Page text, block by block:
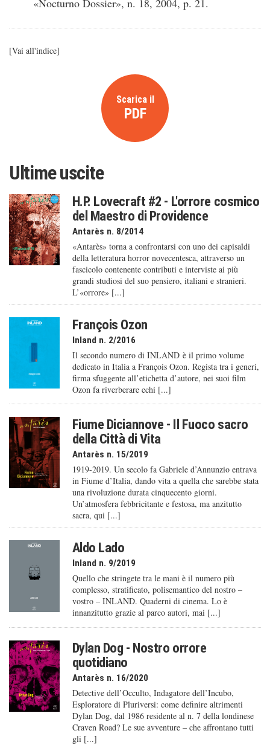
«Nocturno Dossier», n. 18, 2004, p. 21.
[Vai all'indice]
Scarica il
PDF
Ultime uscite
H.P. Lovecraft #2 - L'orrore cosmico
del Maestro di Providence
Antarès n. 8/2014
«Antarès» torna a confrontarsi con uno dei capisaldi
della letteratura horror novecentesca, attraverso un
fascicolo contenente contributi e interviste ai più
grandi studiosi del suo pensiero, italiani e stranieri.
L’«orrore» [...]
François Ozon
Inland n. 2/2016
Il secondo numero di INLAND è il primo volume
dedicato in Italia a François Ozon. Regista tra i generi,
firma sfuggente all’etichetta d’autore, nei suoi film
Ozon fa riverberare echi [...]
Fiume Diciannove - Il Fuoco sacro
della Città di Vita
Antarès n. 15/2019
1919-2019. Un secolo fa Gabriele d’Annunzio entrava
in Fiume d’Italia, dando vita a quella che sarebbe stata
una rivoluzione durata cinquecento giorni.
Un’atmosfera febbricitante e festosa, ma anzitutto
sacra, qui [...]
Aldo Lado
Inland n. 9/2019
Quello che stringete tra le mani è il numero più
complesso, stratificato, polisemantico del nostro –
vostro – INLAND. Quaderni di cinema. Lo è
innanzitutto grazie al parco autori, mai [...]
Dylan Dog - Nostro orrore
quotidiano
Antarès n. 16/2020
Detective dell’Occulto, Indagatore dell’Incubo,
Esploratore di Pluriversi: come definire altrimenti
Dylan Dog, dal 1986 residente al n. 7 della londinese
Craven Road? Le sue avventure – che affrontano tutti
gli [...]